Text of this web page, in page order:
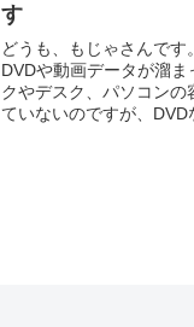
す
どうも、もじゃさんで
DVDや動画データが溜
クやデスク、パソコン
ていないのですが、DVD